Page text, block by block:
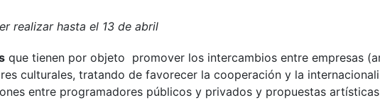
realizar hasta el 13 de abril
que tienen por objeto promover los intercambios entre empresas
culturales, tratando de favorecer la cooperación y la
entre programadores públicos y privados y propuestas artísticas